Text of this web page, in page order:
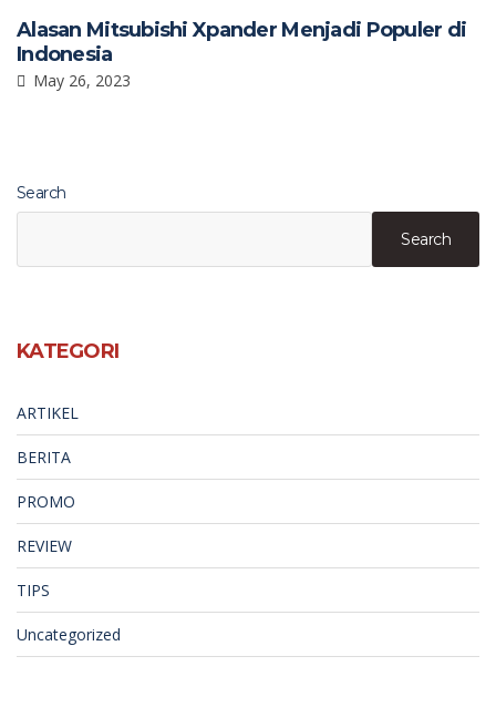
Alasan Mitsubishi Xpander Menjadi Populer di
Indonesia
May 26, 2023
Search
Search
KATEGORI
ARTIKEL
BERITA
PROMO
REVIEW
TIPS
Uncategorized